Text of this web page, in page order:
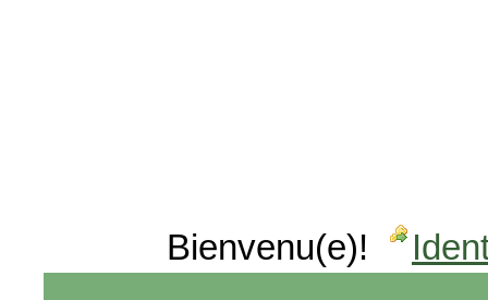
Bienvenu(e)!